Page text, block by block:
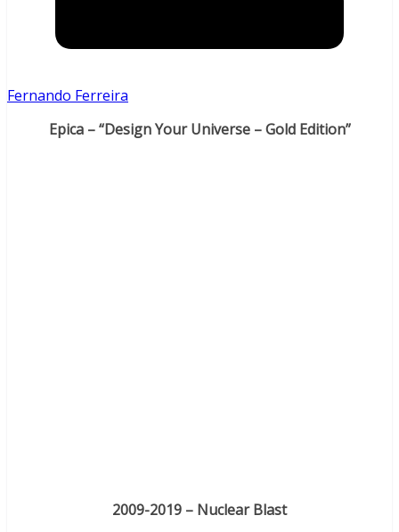
Fernando Ferreira
Epica – “Design Your Universe – Gold Edition”
2009-2019 – Nuclear Blast